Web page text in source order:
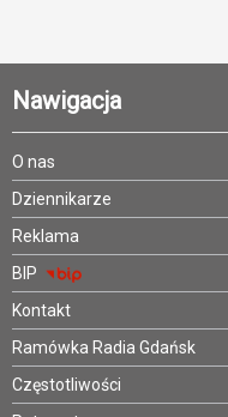
Nawigacja
O nas
Dziennikarze
Reklama
BIP
Kontakt
Ramówka Radia Gdańsk
Częstotliwości